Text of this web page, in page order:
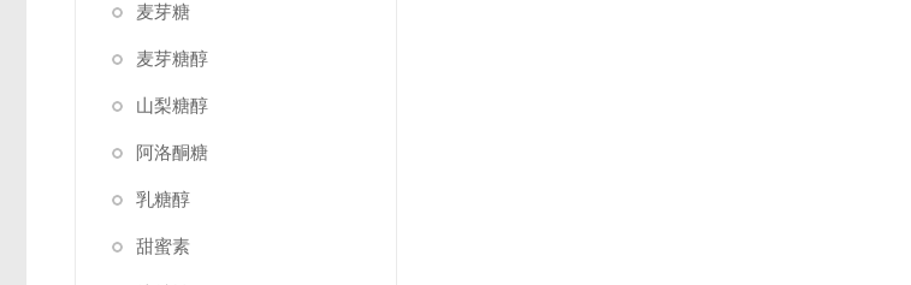
麦芽糖
麦芽糖醇
山梨糖醇
阿洛酮糖
乳糖醇
甜蜜素